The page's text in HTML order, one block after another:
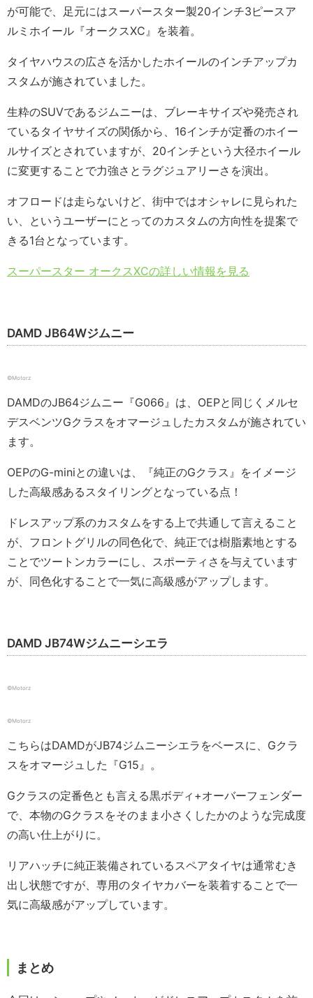
が可能で、足元にはスーパースター製20インチ3ピースア
ルミホイール『オークスXC』を装着。
タイヤハウスの広さを活かしたホイールのインチアップカ
スタムが施されていました。
生粋のSUVであるジムニーは、ブレーキサイズや発売され
ているタイヤサイズの関係から、16インチが定番のホイー
ルサイズとされていますが、20インチという大径ホイール
に変更することで力強さとラグジュアリーさを演出。
オフロードは走らないけど、街中ではオシャレに見られた
い、というユーザーにとってのカスタムの方向性を提案で
きる1台となっています。
スーパースター オークスXCの詳しい情報を見る
DAMD JB64Wジムニー
©️Motorz
DAMDのJB64ジムニー『G066』は、OEPと同じくメルセ
デスベンツGクラスをオマージュしたカスタムが施されてい
ます。
OEPのG-miniとの違いは、『純正のGクラス』をイメージ
した高級感あるスタイリングとなっている点！
ドレスアップ系のカスタムをする上で共通して言えること
が、フロントグリルの同色化で、純正では樹脂素地とする
ことでツートンカラーにし、スポーティさを与えています
が、同色化することで一気に高級感がアップします。
DAMD JB74Wジムニーシエラ
©️Motorz
©️Motorz
こちらはDAMDがJB74ジムニーシエラをベースに、Gクラ
スをオマージュした『G15』。
Gクラスの定番色とも言える黒ボディ+オーバーフェンダー
で、本物のGクラスをそのまま小さくしたかのような完成度
の高い仕上がりに。
リアハッチに純正装備されているスペアタイヤは通常むき
出し状態ですが、専用のタイヤカバーを装着することで一
気に高級感がアップしています。
まとめ